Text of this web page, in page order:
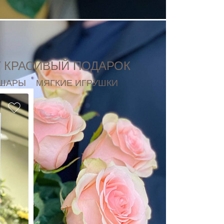
низкой цены
КРАСИВЫЙ ПОДАРОК
МЯГКИЕ ИГРУШКИ